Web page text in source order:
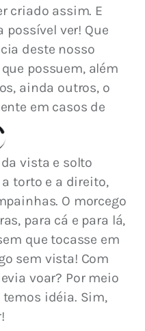
criado assim. E
possível ver! Que
deste nosso
possuem, além
ainda outros, o
em casos de
vista e solto
torto e a direito,
O morcego
para cá e para lá,
que tocasse em
sem vista! Com
voar? Por meio
idéia. Sim,